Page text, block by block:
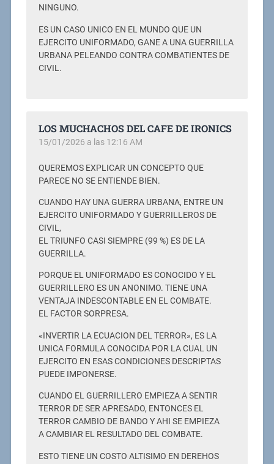
NINGUNO.
ES UN CASO UNICO EN EL MUNDO QUE UN
EJERCITO UNIFORMADO, GANE A UNA GUERRILLA
URBANA PELEANDO CONTRA COMBATIENTES DE
CIVIL.
LOS MUCHACHOS DEL CAFE DE IRONICS
15/01/2026 a las 12:16 AM
QUEREMOS EXPLICAR UN CONCEPTO QUE
PARECE NO SE ENTIENDE BIEN.
CUANDO HAY UNA GUERRA URBANA, ENTRE UN
EJERCITO UNIFORMADO Y GUERRILLEROS DE
CIVIL,
EL TRIUNFO CASI SIEMPRE (99 %) ES DE LA
GUERRILLA.
PORQUE EL UNIFORMADO ES CONOCIDO Y EL
GUERRILLERO ES UN ANONIMO. TIENE UNA
VENTAJA INDESCONTABLE EN EL COMBATE.
EL FACTOR SORPRESA.
«INVERTIR LA ECUACION DEL TERROR», ES LA
UNICA FORMULA CONOCIDA POR LA CUAL UN
EJERCITO EN ESAS CONDICIONES DESCRIPTAS
PUEDE IMPONERSE.
CUANDO EL GUERRILLERO EMPIEZA A SENTIR
TERROR DE SER APRESADO, ENTONCES EL
TERROR CAMBIO DE BANDO Y AHI SE EMPIEZA
A CAMBIAR EL RESULTADO DEL COMBATE.
ESTO TIENE UN COSTO ALTISIMO EN DEREHOS